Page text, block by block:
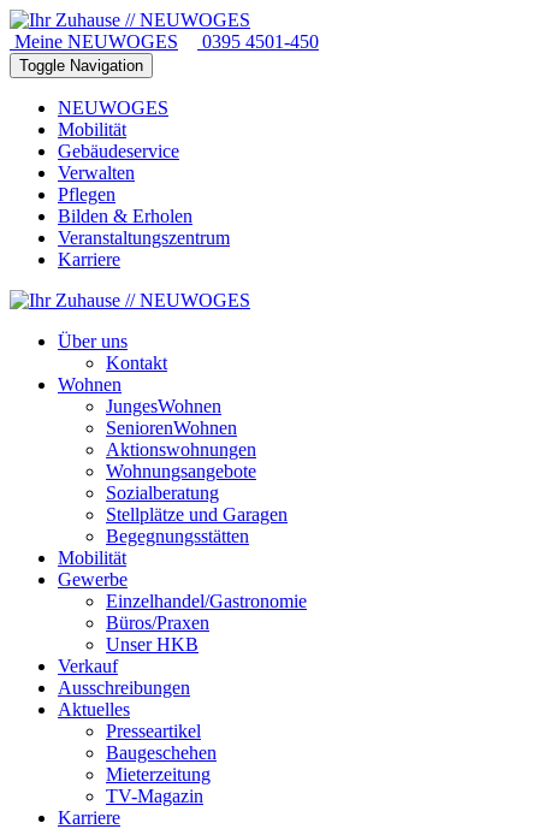
Meine NEUWOGES 0395 4501-450
Toggle Navigation
NEUWOGES
Mobilität
Gebäudeservice
Verwalten
Pflegen
Bilden & Erholen
Veranstaltungszentrum
Karriere
Über uns
Kontakt
Wohnen
JungesWohnen
SeniorenWohnen
Aktionswohnungen
Wohnungsangebote
Sozialberatung
Stellplätze und Garagen
Begegnungsstätten
Mobilität
Gewerbe
Einzelhandel/Gastronomie
Büros/Praxen
Unser HKB
Verkauf
Ausschreibungen
Aktuelles
Presseartikel
Baugeschehen
Mieterzeitung
TV-Magazin
Karriere